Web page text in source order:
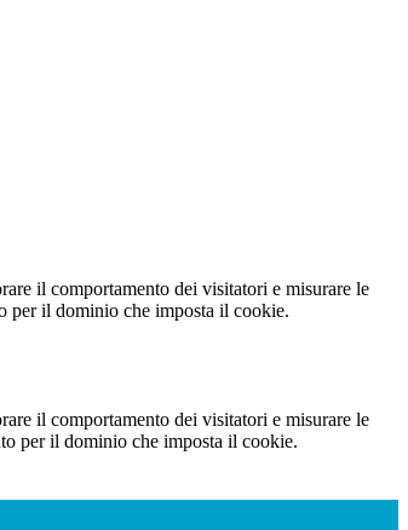
il comportamento dei visitatori e misurare le
per il dominio che imposta il cookie.
il comportamento dei visitatori e misurare le
per il dominio che imposta il cookie.